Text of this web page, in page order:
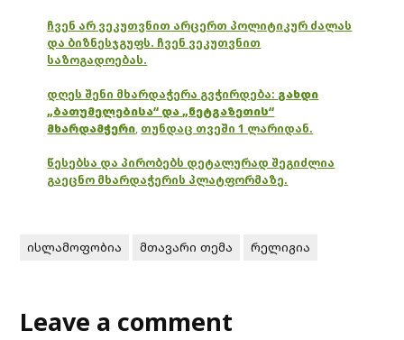
ჩვენ არ ვეკუთვნით არცერთ პოლიტიკურ ძალას
და ბიზნესჯგუფს. ჩვენ ვეკუთვნით
საზოგადოებას.
დღეს შენი მხარდაჭერა გვჭირდება: გახდი
„ბათუმელებისა“ და „ნეტგაზეთის“
მხარდამჭერი, თუნდაც თვეში 1 ლარიდან.
წესებსა და პირობებს დეტალურად შეგიძლია
გაეცნო მხარდაჭერის პლატფორმაზე.
ისლამოფობია მთავარი თემა რელიგია
Leave a comment